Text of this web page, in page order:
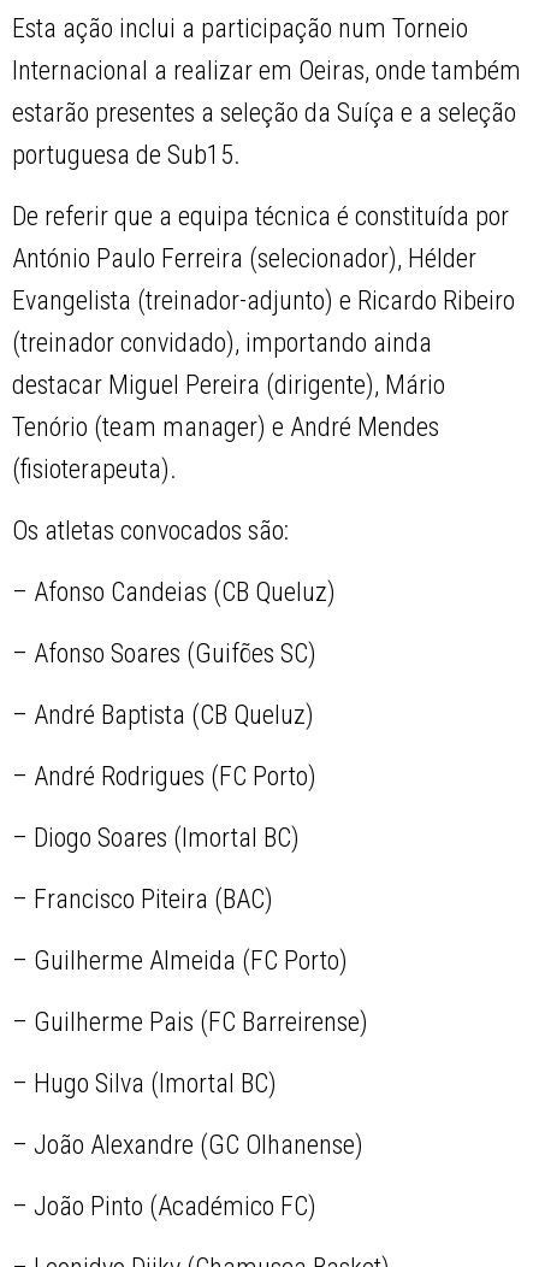
Esta ação inclui a participação num Torneio
Internacional a realizar em Oeiras, onde também
estarão presentes a seleção da Suíça e a seleção
portuguesa de Sub15.
De referir que a equipa técnica é constituída por
António Paulo Ferreira (selecionador), Hélder
Evangelista (treinador-adjunto) e Ricardo Ribeiro
(treinador convidado), importando ainda
destacar Miguel Pereira (dirigente), Mário
Tenório (team manager) e André Mendes
(fisioterapeuta).
Os atletas convocados são:
– Afonso Candeias (CB Queluz)
– Afonso Soares (Guifões SC)
– André Baptista (CB Queluz)
– André Rodrigues (FC Porto)
– Diogo Soares (Imortal BC)
– Francisco Piteira (BAC)
– Guilherme Almeida (FC Porto)
– Guilherme Pais (FC Barreirense)
– Hugo Silva (Imortal BC)
– João Alexandre (GC Olhanense)
– João Pinto (Académico FC)